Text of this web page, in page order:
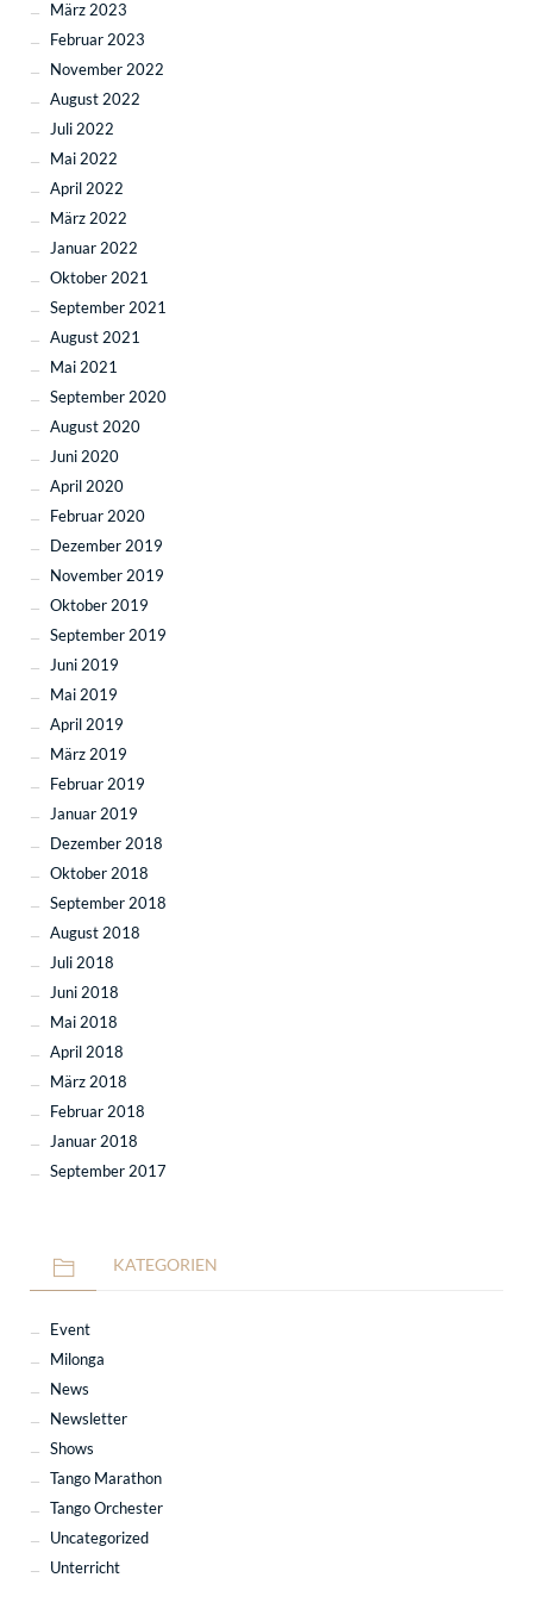
März 2023
Februar 2023
November 2022
August 2022
Juli 2022
Mai 2022
April 2022
März 2022
Januar 2022
Oktober 2021
September 2021
August 2021
Mai 2021
September 2020
August 2020
Juni 2020
April 2020
Februar 2020
Dezember 2019
November 2019
Oktober 2019
September 2019
Juni 2019
Mai 2019
April 2019
März 2019
Februar 2019
Januar 2019
Dezember 2018
Oktober 2018
September 2018
August 2018
Juli 2018
Juni 2018
Mai 2018
April 2018
März 2018
Februar 2018
Januar 2018
September 2017
KATEGORIEN
Event
Milonga
News
Newsletter
Shows
Tango Marathon
Tango Orchester
Uncategorized
Unterricht